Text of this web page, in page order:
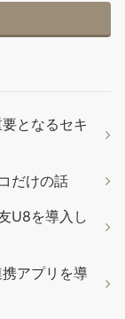
となるセキ
だけの話
U8を導入し
アプリを導